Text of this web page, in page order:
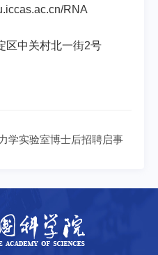
RNA
区中关村北一街2号
学实验室博士后招聘启事